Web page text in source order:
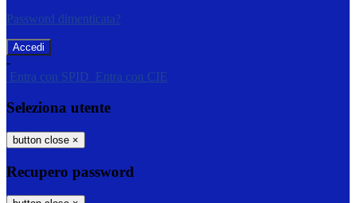
Password dimenticata?
-
Entra con SPID
Entra con CIE
Seleziona utente
button close ×
Recupero password